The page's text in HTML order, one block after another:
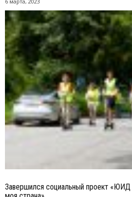
Завершился социальный проект